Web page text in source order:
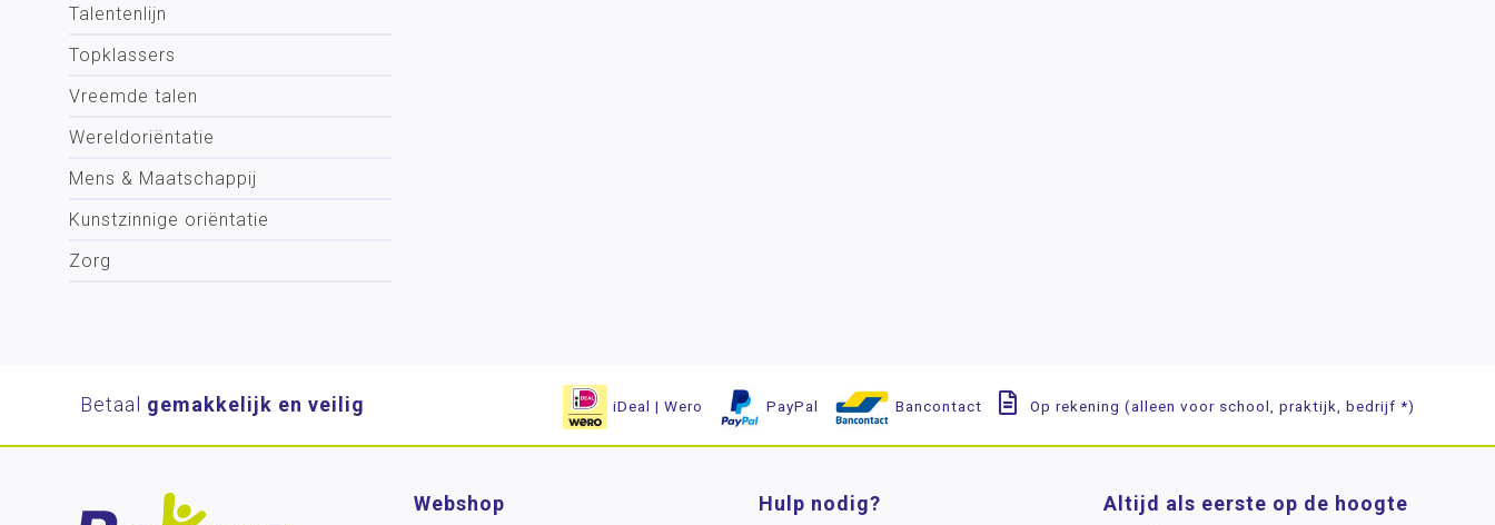
Talentenlijn
Topklassers
Vreemde talen
Wereldoriëntatie
Mens & Maatschappij
Kunstzinnige oriëntatie
Zorg
Betaal gemakkelijk en veilig iDeal | Wero PayPal Bancontact Op rekening (alleen voor school, praktijk, bedrijf *)
Webshop Hulp nodig? Altijd als eerste op de hoogte